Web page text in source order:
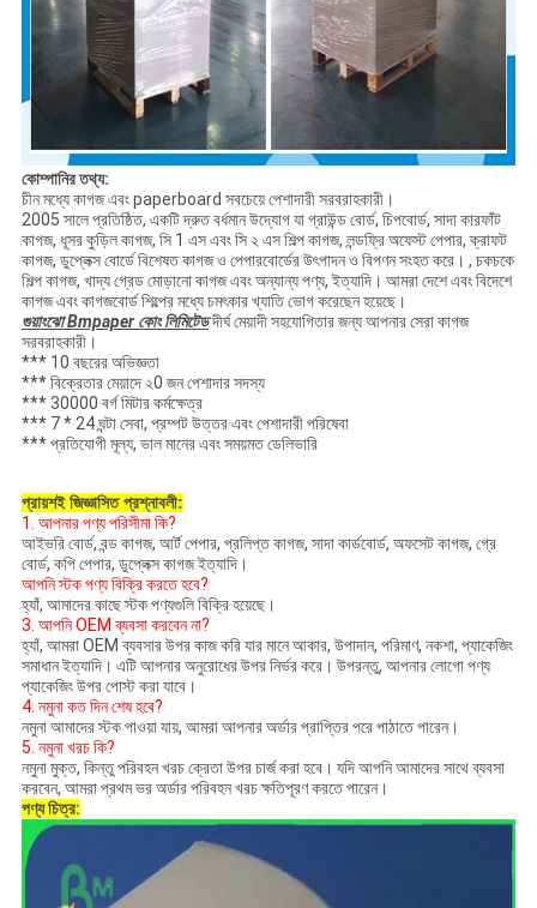
কোম্পানির তথ্য:
চীন মধ্যে কাগজ এবং paperboard সবচেয়ে পেশাদারী সরবরাহকারী।
2005 সালে প্রতিষ্ঠিত, একটি দ্রুত বর্ধমান উদ্যোগ যা গ্রাউন্ড বোর্ড, চিপবোর্ড, সাদা কারফাঁট
কাগজ, ধূসর কুড়িল কাগজ, সি 1 এস এবং সি ২ এস শিল্প কাগজ, লন্ডফ্রি অফেস্ট পেপার, ক্রাফট
কাগজ, ডুপ্লেক্স বোর্ডে বিশেষত কাগজ ও পেপারবোর্ডের উৎপাদন ও বিপণন সংহত করে। , চকচকে
শিল্প কাগজ, খাদ্য গ্রেড মোড়ানো কাগজ এবং অন্যান্য পণ্য, ইত্যাদি। আমরা দেশে এবং বিদেশে
কাগজ এবং কাগজবোর্ড শিল্পের মধ্যে চমৎকার খ্যাতি ভোগ করেছেন হয়েছে।
গুয়াংঝো Bmpaper কোং লিমিটেডদীর্ঘ মেয়াদী সহযোগিতার জন্য আপনার সেরা কাগজ
সরবরাহকারী।
*** 10 বছরের অভিজ্ঞতা
*** বিক্রেতার মেয়াদে ২0 জন পেশাদার সদস্য
*** 30000 বর্গ মিটার কর্মক্ষেত্র
*** 7 * 24 ঘন্টা সেবা, প্রম্পট উত্তর এবং পেশাদারী পরিষেবা
*** প্রতিযোগী মূল্য, ভাল মানের এবং সময়মত ডেলিভারি
প্রায়শই জিজ্ঞাসিত প্রশ্নাবলী:
1. আপনার পণ্য পরিসীমা কি?
আইভরি বোর্ড, বন্ড কাগজ, আর্ট পেপার, প্রলিপ্ত কাগজ, সাদা কার্ডবোর্ড, অফসেট কাগজ, গ্রে
বোর্ড, কপি পেপার, ডুপ্লেক্স কাগজ ইত্যাদি।
আপনি স্টক পণ্য বিক্রি করতে হবে?
হ্যাঁ, আমাদের কাছে স্টক পণ্যগুলি বিক্রি হয়েছে।
3. আপনি OEM ব্যবসা করবেন না?
হ্যাঁ, আমরা OEM ব্যবসার উপর কাজ করি যার মানে আকার, উপাদান, পরিমাণ, নকশা, প্যাকেজিং
সমাধান ইত্যাদি। এটি আপনার অনুরোধের উপর নির্ভর করে। উপরন্তু, আপনার লোগো পণ্য
প্যাকেজিং উপর পোস্ট করা যাবে।
4. নমুনা কত দিন শেষ হবে?
নমুনা আমাদের স্টক পাওয়া যায়, আমরা আপনার অর্ডার প্রাপ্তির পরে পাঠাতে পারেন।
5. নমুনা খরচ কি?
নমুনা মুক্ত, কিন্তু পরিবহন খরচ ক্রেতা উপর চার্জ করা হবে। যদি আপনি আমাদের সাথে ব্যবসা
করবেন, আমরা প্রথম ভর অর্ডার পরিবহন খরচ ক্ষতিপূরণ করতে পারেন।
পণ্য চিত্র: